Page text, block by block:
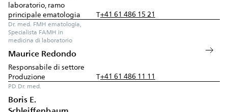
laboratorio, ramo
principale ematologia
T+41 61 486 15 21
Dr. med. FMH ematologia,
Specialista FAMH in
medicina di laboratorio
Maurice Redondo
Responsabile di settore
Produzione
T+41 61 486 11 11
PD Dr. med.
Boris E.